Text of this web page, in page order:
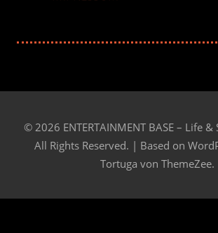
© 2026 ENTERTAINMENT BASE – Life
All Rights Reserved. | Based on
Tortuga von ThemeZee.